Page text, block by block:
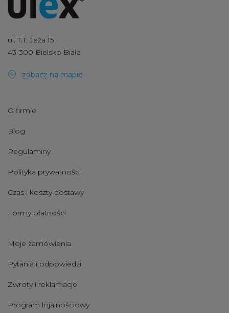
ul. T.T. Jeża 15
43-300 Bielsko Biała
zobacz na mapie
O firmie
Blog
Regulaminy
Polityka prywatności
Czas i koszty dostawy
Formy płatności
Moje zamówienia
Pytania i odpowiedzi
Zwroty i reklamacje
Program lojalnościowy